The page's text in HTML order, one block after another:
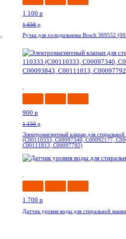
1 100 p
1 650 p
Ручка для холодильника Bosch 369552
900 p
1 150 p
Электромагнитный клапан для
(C00110333, C00097340, C00092177,
C00111813, C00097792)
1 700 p
Датчик уровня воды для стиральной